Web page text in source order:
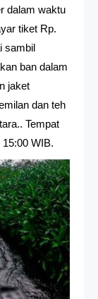
dalam waktu
tiket Rp.
sambil
ban dalam
jaket
dan teh
Tempat
WIB.